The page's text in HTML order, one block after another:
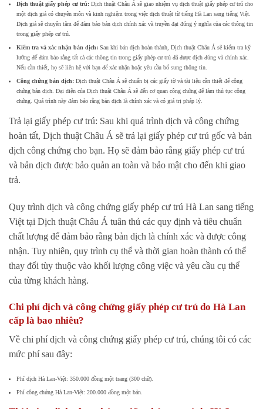
Dịch thuật giấy phép cư trú: Dịch thuật Châu Á sẽ giao nhiệm vụ dịch thuật giấy phép cư trú cho
một dịch giả có chuyên môn và kinh nghiệm trong việc dịch thuật từ tiếng Hà Lan sang tiếng Việt.
Dịch giả sẽ chuyên tâm để đảm bảo bản dịch chính xác và truyền đạt đúng ý nghĩa của các thông tin
trong giấy phép cư trú.
Kiểm tra và xác nhận bản dịch: Sau khi bản dịch hoàn thành, Dịch thuật Châu Á sẽ kiểm tra kỹ
lưỡng để đảm bảo rằng tất cả các thông tin trong giấy phép cư trú đã được dịch đúng và chính xác.
Nếu cần thiết, họ sẽ liên hệ với bạn để xác nhận hoặc yêu cầu bổ sung thông tin.
Công chứng bản dịch: Dịch thuật Châu Á sẽ chuẩn bị các giấy tờ và tài liệu cần thiết để công
chứng bản dịch. Đại diện của Dịch thuật Châu Á sẽ đến cơ quan công chứng để làm thủ tục công
chứng. Quá trình này đảm bảo rằng bản dịch là chính xác và có giá trị pháp lý.
Trả lại giấy phép cư trú: Sau khi quá trình dịch và công chứng
hoàn tất, Dịch thuật Châu Á sẽ trả lại giấy phép cư trú gốc và bản
dịch công chứng cho bạn. Họ sẽ đảm bảo rằng giấy phép cư trú
và bản dịch được bảo quản an toàn và bảo mật cho đến khi giao
trả.
Quy trình dịch và công chứng giấy phép cư trú Hà Lan sang tiếng
Việt tại Dịch thuật Châu Á tuân thủ các quy định và tiêu chuẩn
chất lượng để đảm bảo rằng bản dịch là chính xác và được công
nhận. Tuy nhiên, quy trình cụ thể và thời gian hoàn thành có thể
thay đổi tùy thuộc vào khối lượng công việc và yêu cầu cụ thể
của từng khách hàng.
Chi phí dịch và công chứng giấy phép cư trú do Hà Lan
cấp là bao nhiêu?
Về chi phí dịch và công chứng giấy phép cư trú, chúng tôi có các
mức phí sau đây:
Phí dịch Hà Lan-Việt: 350.000 đồng một trang (300 chữ).
Phí công chứng Hà Lan-Việt: 200.000 đồng một bản.